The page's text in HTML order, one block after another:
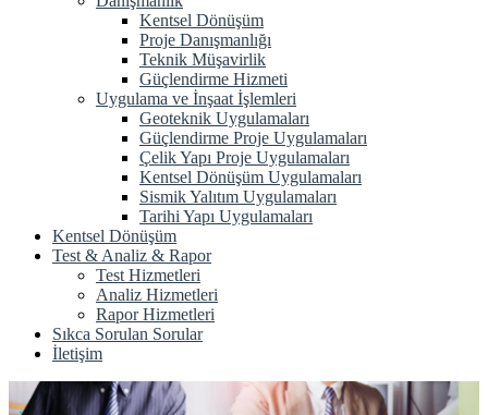
Kentsel Dönüşüm
Proje Danışmanlığı
Teknik Müşavirlik
Güçlendirme Hizmeti
Uygulama ve İnşaat İşlemleri
Geoteknik Uygulamaları
Güçlendirme Proje Uygulamaları
Çelik Yapı Proje Uygulamaları
Kentsel Dönüşüm Uygulamaları
Sismik Yalıtım Uygulamaları
Tarihi Yapı Uygulamaları
Kentsel Dönüşüm
Test & Analiz & Rapor
Test Hizmetleri
Analiz Hizmetleri
Rapor Hizmetleri
Sıkca Sorulan Sorular
İletişim